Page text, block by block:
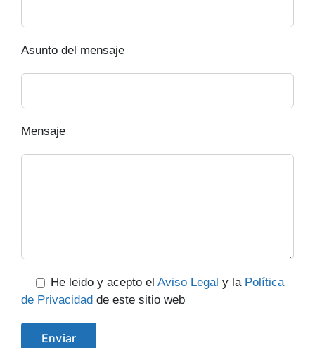
Asunto del mensaje
Mensaje
He leido y acepto el Aviso Legal y la Política
de Privacidad de este sitio web